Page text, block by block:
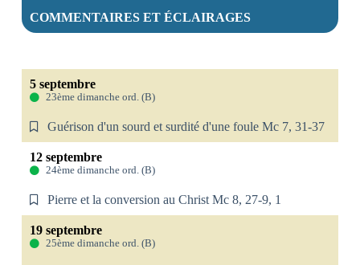
COMMENTAIRES ET ÉCLAIRAGES
5 septembre
23ème dimanche ord. (B)
Guérison d'un sourd et surdité d'une foule Mc 7, 31-37
12 septembre
24ème dimanche ord. (B)
Pierre et la conversion au Christ Mc 8, 27-9, 1
19 septembre
25ème dimanche ord. (B)